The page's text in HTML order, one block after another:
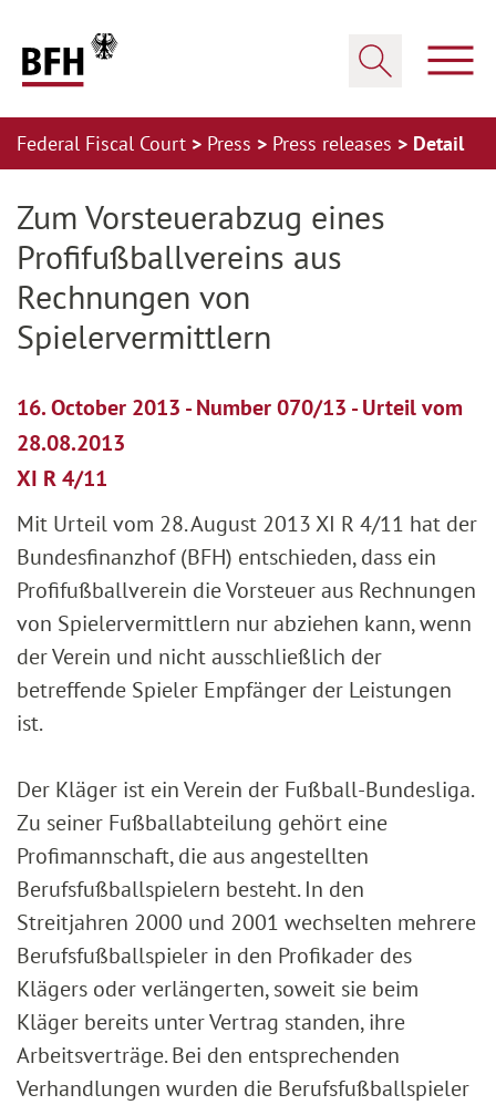
Federal Fiscal Court Press Press releases Detail
Zum Vorsteuerabzug eines
Profifußballvereins aus
Rechnungen von
Spielervermittlern
16. October 2013 - Number 070/13 - Urteil vom
28.08.2013
XI R 4/11
Mit Urteil vom 28. August 2013 XI R 4/11 hat der
Bundesfinanzhof (BFH) entschieden, dass ein
Profifußballverein die Vorsteuer aus Rechnungen
von Spielervermittlern nur abziehen kann, wenn
der Verein und nicht ausschließlich der
betreffende Spieler Empfänger der Leistungen
ist.
Der Kläger ist ein Verein der Fußball-Bundesliga.
Zu seiner Fußballabteilung gehört eine
Profimannschaft, die aus angestellten
Berufsfußballspielern besteht. In den
Streitjahren 2000 und 2001 wechselten mehrere
Berufsfußballspieler in den Profikader des
Klägers oder verlängerten, soweit sie beim
Kläger bereits unter Vertrag standen, ihre
Arbeitsverträge. Bei den entsprechenden
Verhandlungen wurden die Berufsfußballspieler